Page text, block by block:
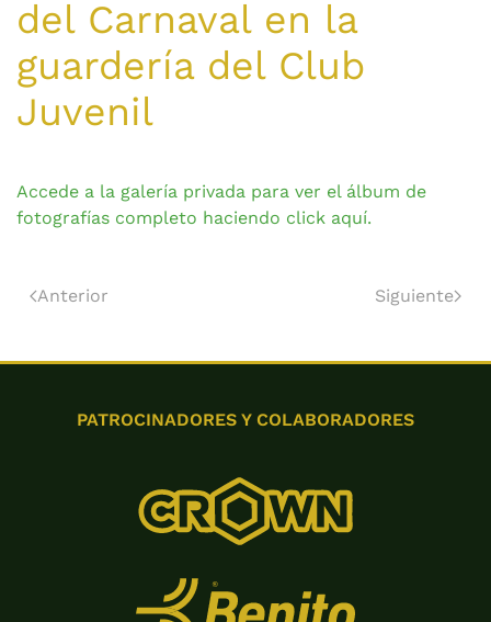
del Carnaval en la
guardería del Club
Juvenil
Accede a la galería privada para ver el álbum de
fotografías completo haciendo click aquí.
Anterior Siguiente
PATROCINADORES Y COLABORADORES